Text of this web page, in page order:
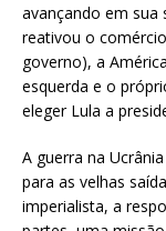
avançando em sua
reativou o
governo), a
esquerda e o
eleger Lula a
A guerra na
para as velhas
imperialista, a